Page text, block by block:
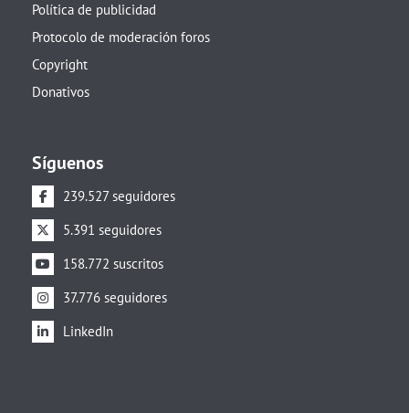
Política de publicidad
Protocolo de moderación foros
Copyright
Donativos
Síguenos
239.527 seguidores
5.391 seguidores
158.772 suscritos
37.776 seguidores
LinkedIn